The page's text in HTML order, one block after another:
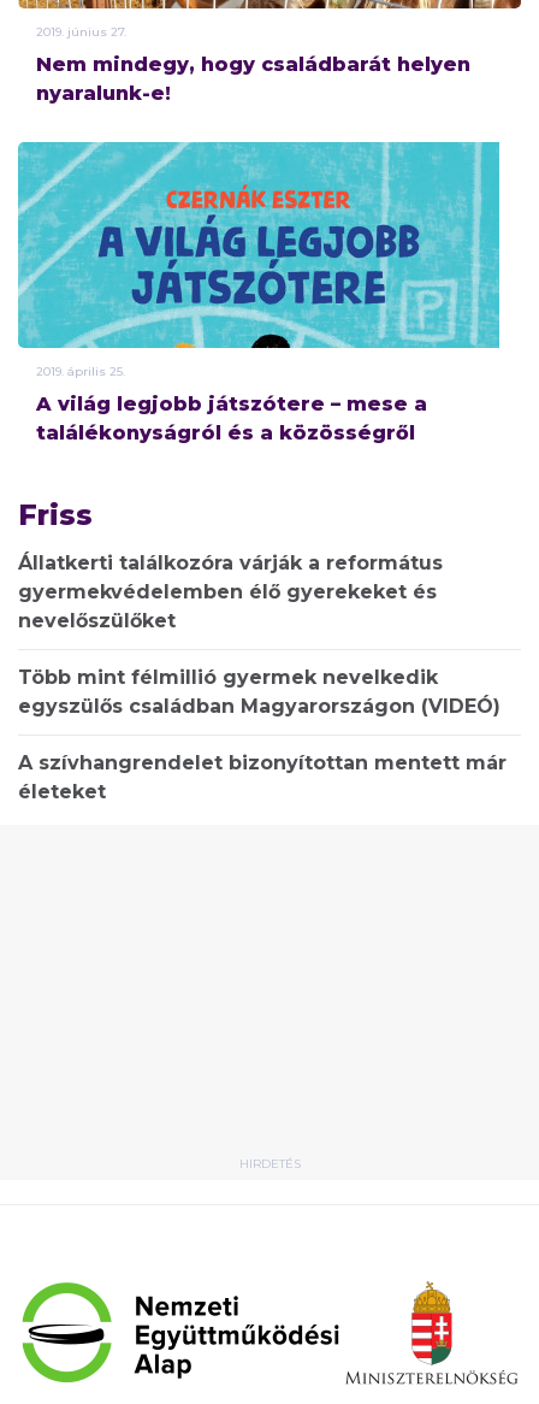
2019. június 27.
Nem mindegy, hogy családbarát helyen
nyaralunk-e!
2019. április 25.
A világ legjobb játszótere – mese a
találékonyságról és a közösségről
Friss
Állatkerti találkozóra várják a református
gyermekvédelemben élő gyerekeket és
nevelőszülőket
Több mint félmillió gyermek nevelkedik
egyszülős családban Magyarországon (VIDEÓ)
A szívhangrendelet bizonyítottan mentett már
életeket
HIRDETÉS